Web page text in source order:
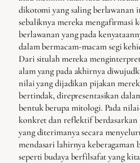
dikotomi yang saling berlawanan
sebaliknya mereka mengafirmasi
berlawanan yang pada
dalam bermacam-macam segi
Dari situlah mereka
alam yang pada akhirnya
nilai yang dijadikan pijakan
bertindak, direpresentasikan
bentuk berupa mitologi. Pada
konkret dan reflektif berdasarkan
yang diterimanya secara
mendasari lahirnya keberagaman
seperti budaya berfilsafat yang